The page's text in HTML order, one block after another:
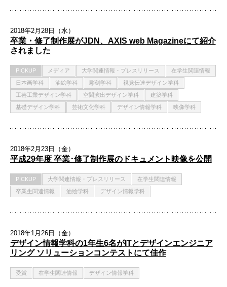
2018年2月28日（水）
卒業・修了制作展がJDN、AXIS web Magazineにて紹介
されました
PICKUP メディア 大学関連情報・プレスリリース
在学生関連情報
日本画学科
油絵学科 彫刻学科
視覚伝達デザイン学科
工芸工業デザイン学科
空間演出デザイン学科
建築学科
基礎デザイン学科
芸術文化学科 デザイン情報学科 映像学科
2018年2月23日（金）
平成29年度 卒業･修了制作展のドキュメント映像を公開
PICKUP 大学関連情報・プレスリリース
在学生関連情報
卒業生関連情報
油絵学科 デザイン情報学科
2018年1月26日（金）
デザイン情報学科の1年生6名がITとデザインエンジニア
リング ソリューションコンテストにて佳作
受賞 在学生関連情報 デザイン情報学科